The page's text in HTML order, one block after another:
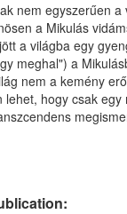
nem egyszerűen
a Mikulás
a világba egy
meghal") a
nem a kemény
hogy csak